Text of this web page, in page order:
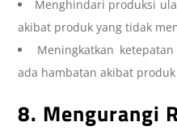
Menghindari produksi
akibat produk yang tidak
Meningkatkan
ada hambatan akibat
8. Mengurangi